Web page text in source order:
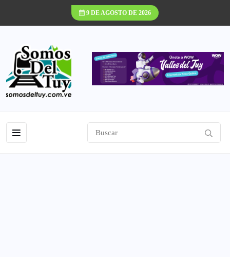
9 DE AGOSTO DE 2026